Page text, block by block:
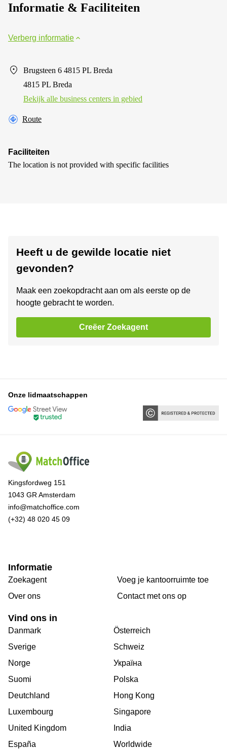
Informatie & Faciliteiten
Verberg informatie
Brugsteen 6 4815 PL Breda
4815 PL Breda
Bekijk alle business centers in gebied
Route
Faciliteiten
The location is not provided with specific facilities
Heeft u de gewilde locatie niet
gevonden?
Maak een zoekopdracht aan om als eerste op de
hoogte gebracht te worden.
Creëer Zoekagent
Onze lidmaatschappen
Kingsfordweg 151
1043 GR Amsterdam
info@matchoffice.com
(+32) 48 020 45 09
Informatie
Zoekagent
Over ons
Voeg je kantoorruimte toe
Сontact met ons op
Vind ons in
Danmark
Sverige
Norge
Suomi
Deutchland
Luxembourg
United Kingdom
España
Österreich
Schweiz
Україна
Polska
Hong Kong
Singapore
India
Worldwide